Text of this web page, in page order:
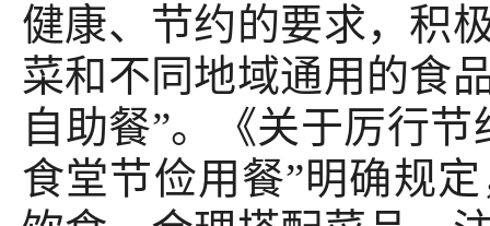
健康、节约的要求，积
菜和不同地域通用的食
自助餐”。《关于厉行
食堂节俭用餐”明确规